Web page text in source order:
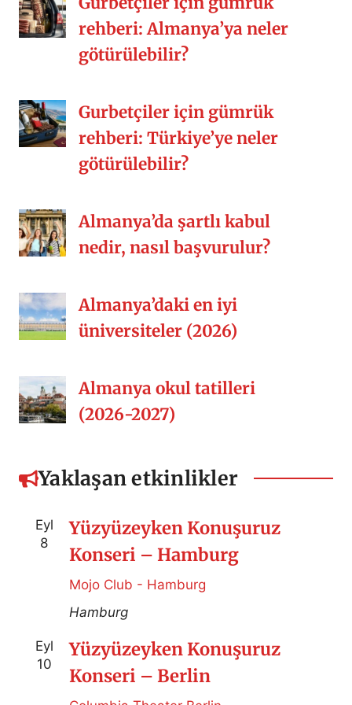
[…]
rehberi: Almanya’ya neler
götürülebilir?
Gurbetçiler için gümrük
rehberi: Türkiye’ye neler
götürülebilir?
Almanya’da şartlı kabul
nedir, nasıl başvurulur?
Almanya’daki en iyi
üniversiteler (2026)
Almanya okul tatilleri
(2026-2027)
Yaklaşan etkinlikler
Eyl
8
Yüzyüzeyken Konuşuruz
Konseri – Hamburg
Mojo Club - Hamburg
Hamburg
Eyl
10
Yüzyüzeyken Konuşuruz
Konseri – Berlin